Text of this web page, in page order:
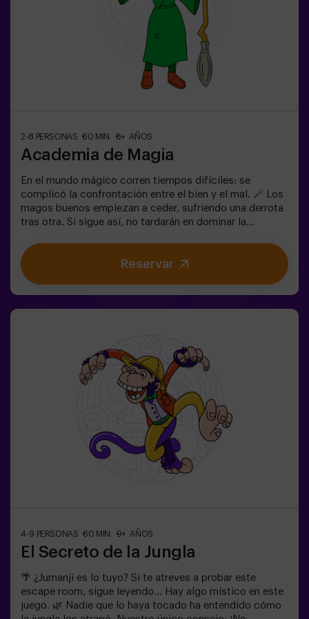
2-8 PERSONAS 60 MIN. 8+ AÑOS
Academia de Magia
En el mundo mágico corren tiempos difíciles: se
complicó la confrontación entre el bien y el mal. 🪄 Los
magos buenos empiezan a ceder, sufriendo una derrota
tras otra. Si sigue así, no tardarán en dominar la
equilibrio es utilizar el poder de la Piedra Filosofal.
Primero hay que crearla pero... ¡nadie ha conseguido
hacerlo en toda la historia de la magia! Os espera la
opción de que un monitor les acompañe en la aventura,
consúltanos las condiciones.⚠️ Existen pasos
estrechos ⚠️🧩 Nivel de dificultad: bajo.
Reservar
4-9 PERSONAS 60 MIN. 9+ AÑOS
El Secreto de la Jungla
🌴 ¿Jumanji es lo tuyo? Si te atreves a probar este
escape room, sigue leyendo... Hay algo místico en este
juego. 🌿 Nadie que lo haya tocado ha entendido cómo